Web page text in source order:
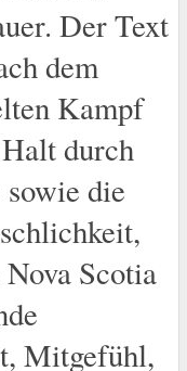
Der Text
dem
Kampf
durch
die
Scotia
Mitgefühl,